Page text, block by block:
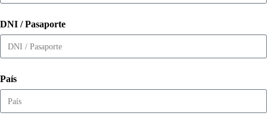
DNI / Pasaporte
País